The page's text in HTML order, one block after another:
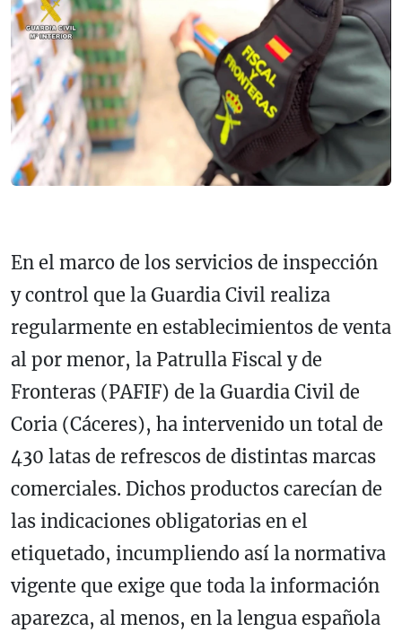
En el marco de los servicios de inspección
y control que la Guardia Civil realiza
regularmente en establecimientos de venta
al por menor, la Patrulla Fiscal y de
Fronteras (PAFIF) de la Guardia Civil de
Coria (Cáceres), ha intervenido un total de
430 latas de refrescos de distintas marcas
comerciales. Dichos productos carecían de
las indicaciones obligatorias en el
etiquetado, incumpliendo así la normativa
vigente que exige que toda la información
aparezca, al menos, en la lengua española